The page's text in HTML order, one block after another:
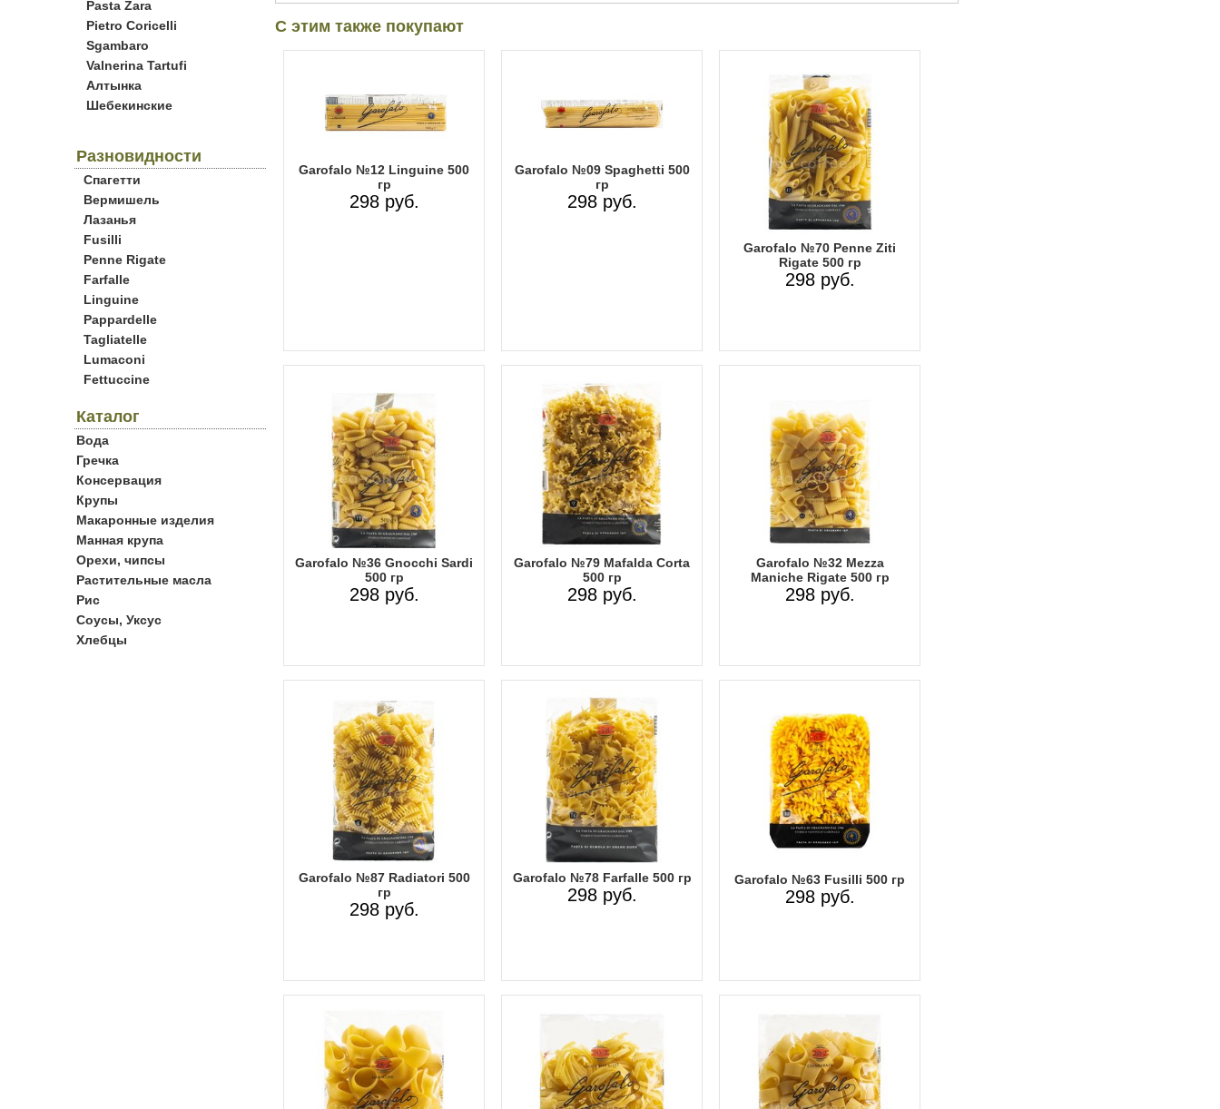
Pasta Zara
Pietro Coricelli
Sgambaro
Valnerina Tartufi
Алтынка
Шебекинские
Разновидности
Спагетти
Вермишель
Лазанья
Fusilli
Penne Rigate
Farfalle
Linguine
Pappardelle
Tagliatelle
Lumaconi
Fettuccine
Каталог
Вода
Гречка
Консервация
Крупы
Макаронные изделия
Манная крупа
Орехи, чипсы
Растительные масла
Рис
Соусы, Уксус
Хлебцы
С этим также покупают
Garofalo №12 Linguine 500
гр
298 руб.
Garofalo №09 Spaghetti 500
гр
298 руб.
Garofalo №70 Penne Ziti
Rigate 500 гр
298 руб.
Garofalo №36 Gnocchi Sardi
500 гр
298 руб.
Garofalo №79 Mafalda Corta
500 гр
298 руб.
Garofalo №32 Mezza
Maniche Rigate 500 гр
298 руб.
Garofalo №87 Radiatori 500
гр
298 руб.
Garofalo №78 Farfalle 500 гр
298 руб.
Garofalo №63 Fusilli 500 гр
298 руб.